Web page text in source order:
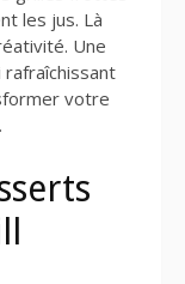
les jus. Là
Une
rafraîchissant
votre